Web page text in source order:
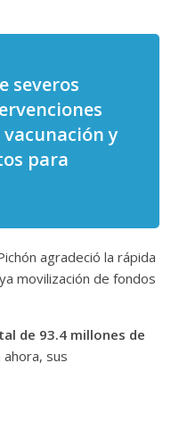
severos
y
para
agradeció la rápida
movilización de fondos
de 93.4 millones de
sus
de hadas
mexicana